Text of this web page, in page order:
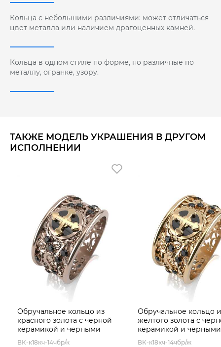
Кольца с небольшими различиями: может отличаться
цвет металла или наличием драгоценных камней.
Кольца в одном стиле по форме, но различные по
металлу, огранке, узору.
ТАКЖЕ МОДЕЛЬ УКРАШЕНИЯ В ДРУГОМ
ИСПОЛНЕНИИ
Обручальное кольцо из
красного золота с черной
керамикой и черными
бриллиантами
ВК-к18кч-14чбр/к
Обручальное кольцо
желтого золота с
керамикой и черными
бриллиантами
ВК-к18кч-14чбр/ж